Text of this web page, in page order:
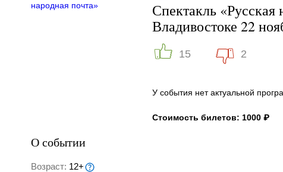
Спектакль «Русская
Владивостоке 22
15 2
У события нет актуальной
Стоимость билетов: 1000 ₽
О событии
Возраст: 12+